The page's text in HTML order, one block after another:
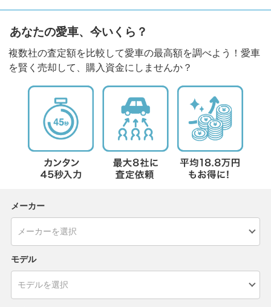
あなたの愛車、今いくら？
複数社の査定額を比較して愛車の最高額を調べよう！愛車
を賢く売却して、購入資金にしませんか？
メーカー
モデル